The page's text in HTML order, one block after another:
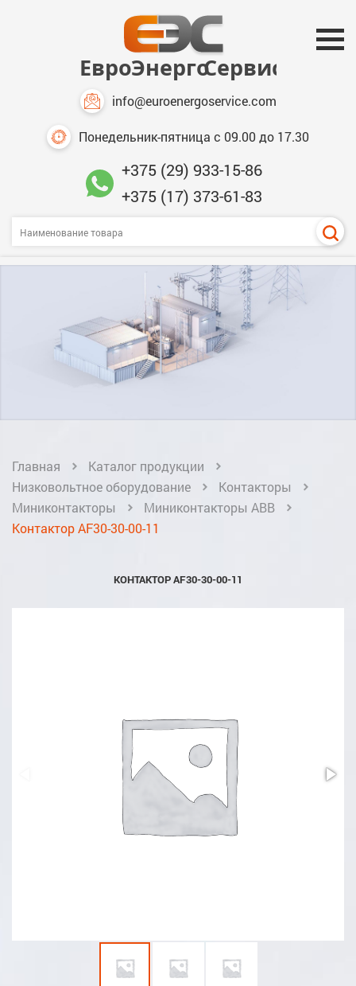
info@euroenergoservice.com
Понедельник-пятница с 09.00 до 17.30
+375 (29) 933-15-86
+375 (17) 373-61-83
Главная
Каталог продукции
Низковольтное оборудование
Контакторы
Миниконтакторы
Миниконтакторы ABB
Контактор AF30-30-00-11
КОНТАКТОР AF30-30-00-11